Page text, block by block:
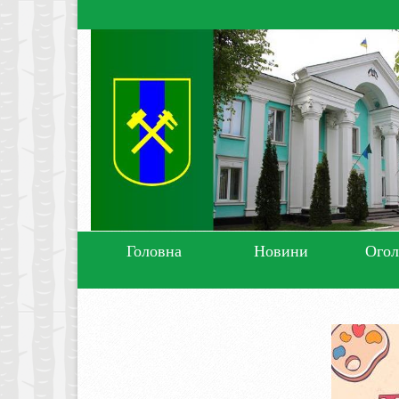
Головна Новини